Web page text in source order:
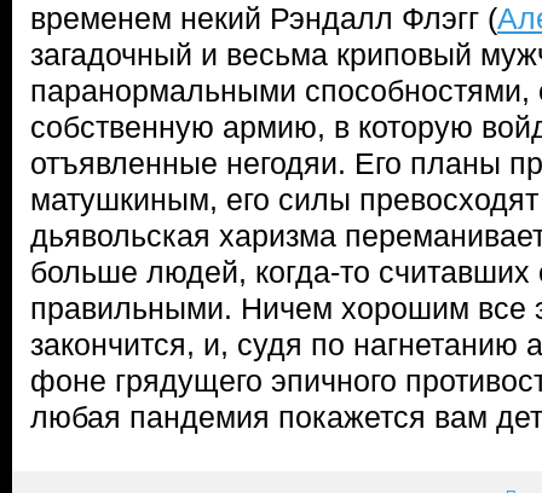
временем некий Рэндалл Флэгг (
загадочный и весьма криповый
паранормальными способностями,
собственную армию, в которую
отъявленные негодяи. Его планы
матушкиным, его силы
дьявольская харизма
больше людей, когда-то
правильными. Ничем хорошим все
закончится, и, судя по
фоне грядущего эпичного
любая пандемия покажется вам